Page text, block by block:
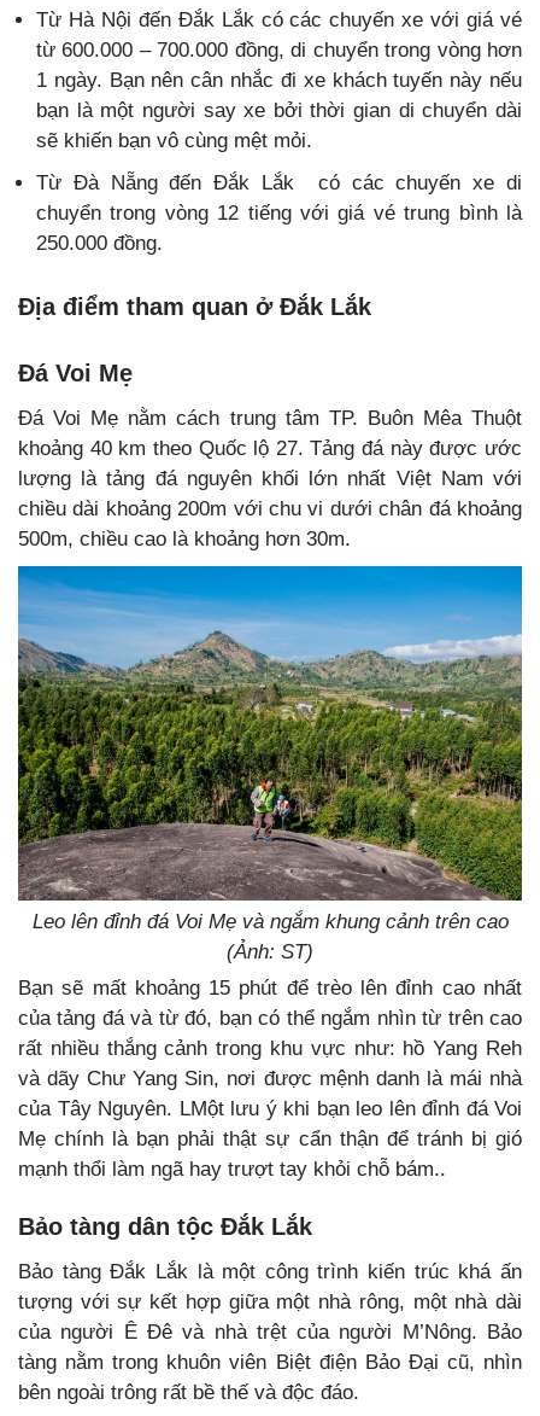
Từ Hà Nội đến Đắk Lắk có các chuyến xe với giá vé
từ 600.000 – 700.000 đồng, di chuyển trong vòng hơn
1 ngày. Bạn nên cân nhắc đi xe khách tuyến này nếu
bạn là một người say xe bởi thời gian di chuyển dài
sẽ khiến bạn vô cùng mệt mỏi.
Từ Đà Nẵng đến Đắk Lắk có các chuyến xe di
chuyển trong vòng 12 tiếng với giá vé trung bình là
250.000 đồng.
Địa điểm tham quan ở Đắk Lắk
Đá Voi Mẹ
Đá Voi Mẹ nằm cách trung tâm TP. Buôn Mêa Thuột
khoảng 40 km theo Quốc lộ 27. Tảng đá này được ước
lượng là tảng đá nguyên khối lớn nhất Việt Nam với
chiều dài khoảng 200m với chu vi dưới chân đá khoảng
500m, chiều cao là khoảng hơn 30m.
Leo lên đỉnh đá Voi Mẹ và ngắm khung cảnh trên cao
(Ảnh: ST)
Bạn sẽ mất khoảng 15 phút để trèo lên đỉnh cao nhất
của tảng đá và từ đó, bạn có thể ngắm nhìn từ trên cao
rất nhiều thắng cảnh trong khu vực như: hồ Yang Reh
và dãy Chư Yang Sin, nơi được mệnh danh là mái nhà
của Tây Nguyên. LMột lưu ý khi bạn leo lên đỉnh đá Voi
Mẹ chính là bạn phải thật sự cẩn thận để tránh bị gió
mạnh thổi làm ngã hay trượt tay khỏi chỗ bám..
Bảo tàng dân tộc Đắk Lắk
Bảo tàng Đắk Lắk là một công trình kiến trúc khá ấn
tượng với sự kết hợp giữa một nhà rông, một nhà dài
của người Ê Đê và nhà trệt của người M’Nông. Bảo
tàng nằm trong khuôn viên Biệt điện Bảo Đại cũ, nhìn
bên ngoài trông rất bề thế và độc đáo.